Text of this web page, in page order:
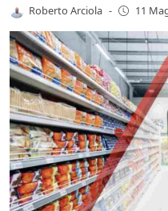
Roberto Arciola - 11